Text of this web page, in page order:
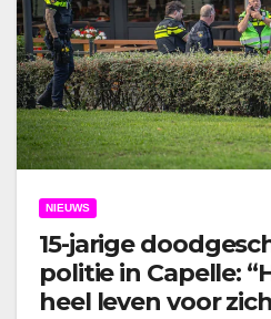
NIEUWS
15-jarige
politie in Capelle:
heel leven voor